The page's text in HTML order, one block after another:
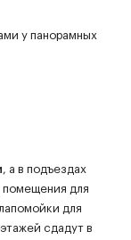
у панорамных
, а в подъездах
помещения для
для
сдадут в